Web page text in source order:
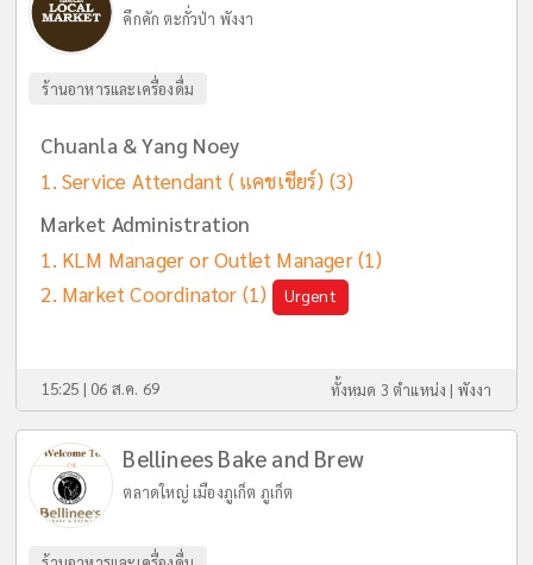
คึกคัก ตะกั่วป่า พังงา
ร้านอาหารและเครื่องดื่ม
Chuanla & Yang Noey
Service Attendant ( แคชเชียร์) (3)
Market Administration
KLM Manager or Outlet Manager(1)
Market Coordinator (1) Urgent
15:25 | 06 ส.ค. 69 ทั้งหมด 3 ตำแหน่ง | พังงา
Bellinees Bake and Brew
ตลาดใหญ่ เมืองภูเก็ต ภูเก็ต